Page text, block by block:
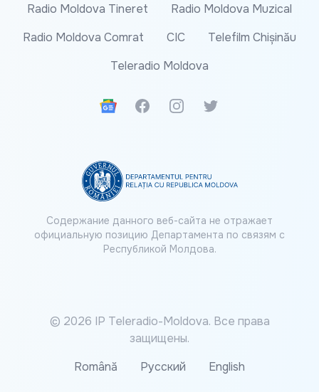
Radio Moldova Tineret
Radio Moldova Muzical
Radio Moldova Comrat
CIC
Telefilm Chișinău
Teleradio Moldova
Google News
FacebookInstagramTwitter
Содержание данного веб-сайта не отражает
официальную позицию Департамента по связям с
Республикой Молдова.
© 2026 IP Teleradio-Moldova. Все права
защищены.
Română
Русский English